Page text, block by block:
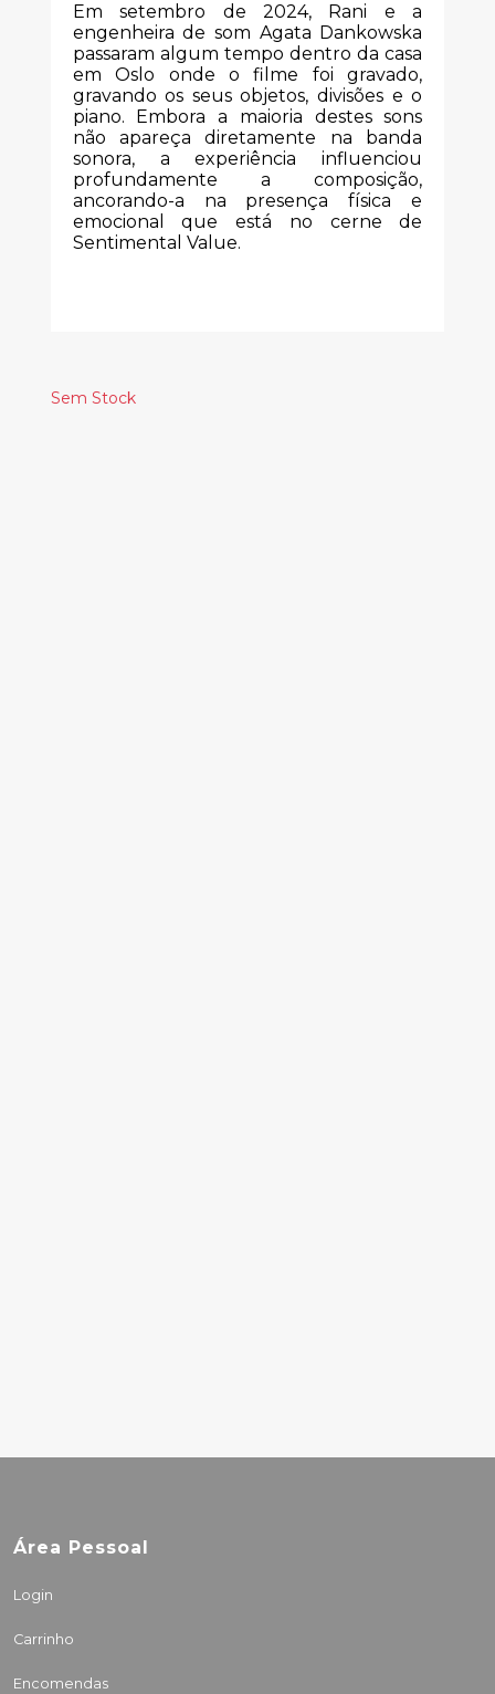
Em setembro de 2024, Rani e a
engenheira de som Agata Dankowska
passaram algum tempo dentro da casa
em Oslo onde o filme foi gravado,
gravando os seus objetos, divisões e o
piano. Embora a maioria destes sons
não apareça diretamente na banda
sonora, a experiência influenciou
profundamente a composição,
ancorando-a na presença física e
emocional que está no cerne de
Sentimental Value.
Sem Stock
Área Pessoal
Login
Carrinho
Encomendas